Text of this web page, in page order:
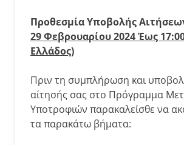
Προθεσμία Υποβολής
29 Φεβρουαρίου 2024 Έως
Ελλάδος)
Πριν τη συμπλήρωση και
αίτησής σας στο Πρόγραμμα
Υποτροφιών παρακαλείσθε να
τα παρακάτω βήματα: